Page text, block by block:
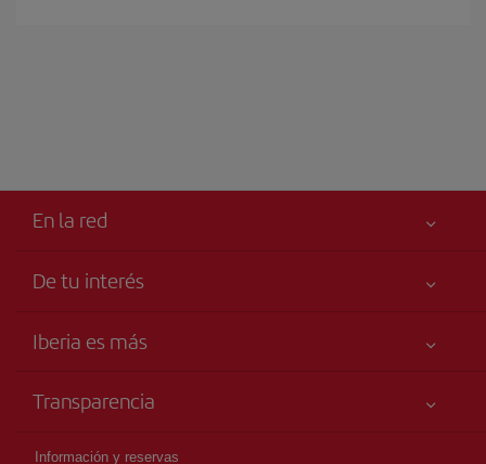
En la red
De tu interés
Tu seguridad es lo primero
Publicidad
Iberia es más
Talento a bordo
Grupo Iberia
Transparencia
Información y reservas